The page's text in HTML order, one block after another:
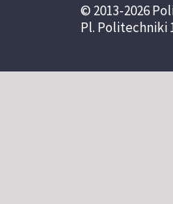
© 2013-2026
Pl. Politechniki